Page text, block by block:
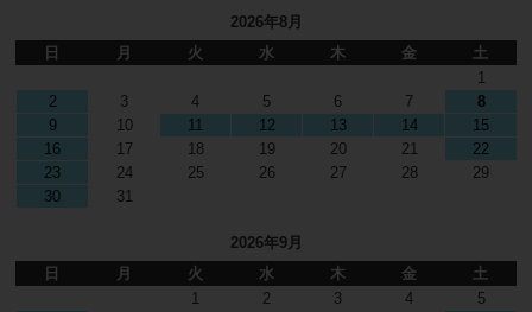
2026年8月
日
月 火 水 木 金
土
1
2
3 4 5 6 7
8
9
10 11 12 13 14
15
16
17 18 19 20 21
22
23
24 25 26 27 28
29
30
31
2026年9月
日
月 火 水 木 金
土
1
2 3 4
5